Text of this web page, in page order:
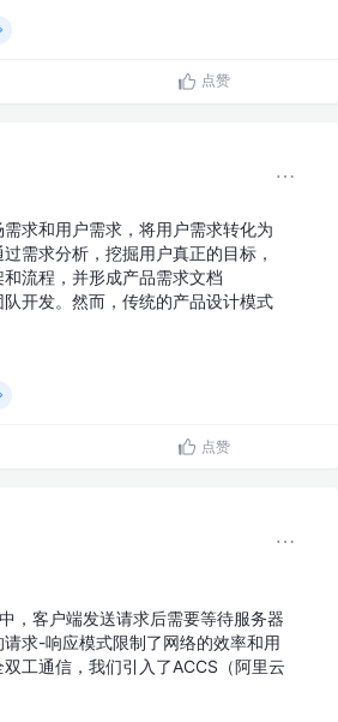
点赞
求和用户需求，将用户需求转化为
需求分析，挖掘用户真正的目标，
流程，并形成产品需求文档
队开发。然而，传统的产品设计模式
点赞
，客户端发送请求后需要等待服务器
求-响应模式限制了网络的效率和用
工通信，我们引入了ACCS（阿里云